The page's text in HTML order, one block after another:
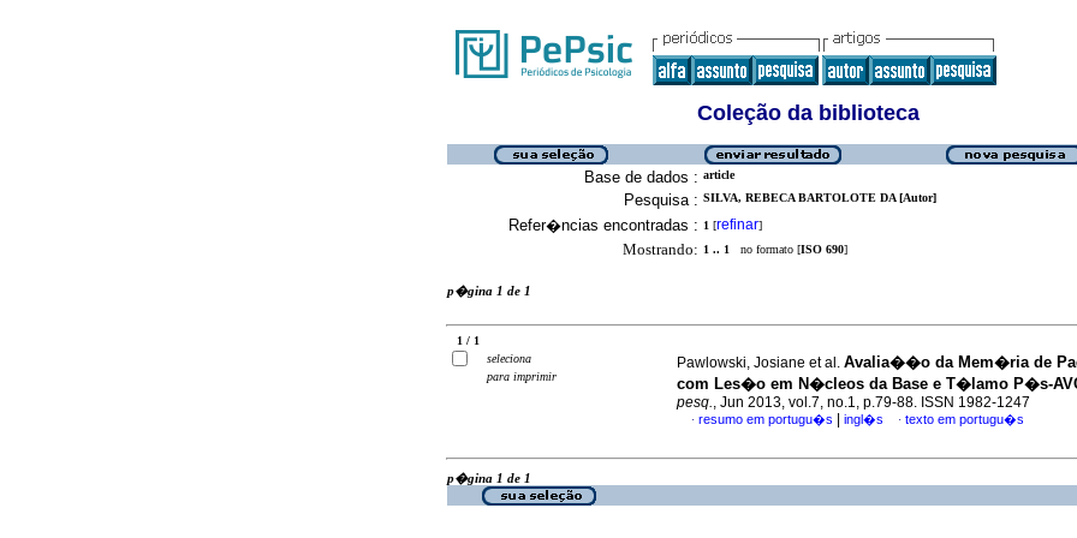
Coleção da biblioteca
Base de dados : article
Pesquisa : SILVA, REBECA BARTOLOTE DA [Autor]
Refer�ncias encontradas : 1 [refinar]
Mostrando: 1 .. 1 no formato [ISO 690]
p�gina 1 de 1
1 / 1
seleciona
para imprimir
Pawlowski, Josiane et al. Avalia��o da Mem�ria de
com Les�o em N�cleos da Base e T�lamo P�s-
pesq., Jun 2013, vol.7, no.1, p.79-88. ISSN 1982-1247
· resumo em portugu�s ingl�s · texto em portugu�s
p�gina 1 de 1